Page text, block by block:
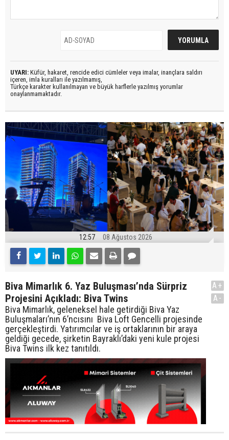
UYARI: Küfür, hakaret, rencide edici cümleler veya imalar, inançlara saldırı
içeren, imla kuralları ile yazılmamış,
Türkçe karakter kullanılmayan ve büyük harflerle yazılmış yorumlar
onaylanmamaktadır.
12:57 08 Ağustos 2026
Biva Mimarlık 6. Yaz Buluşması’nda Sürpriz
Projesini Açıkladı: Biva Twins
Biva Mimarlık, geleneksel hale getirdiği Biva Yaz
Buluşmaları’nın 6’ncısını Biva Loft Gencelli projesinde
gerçekleştirdi. Yatırımcılar ve iş ortaklarının bir araya
geldiği gecede, şirketin Bayraklı’daki yeni kule projesi
Biva Twins ilk kez tanıtıldı.
A+
A-